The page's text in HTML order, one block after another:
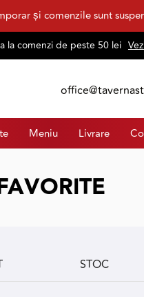
și comenzile sunt
la comenzi de peste 50 lei
Meniu Livrare
STOC